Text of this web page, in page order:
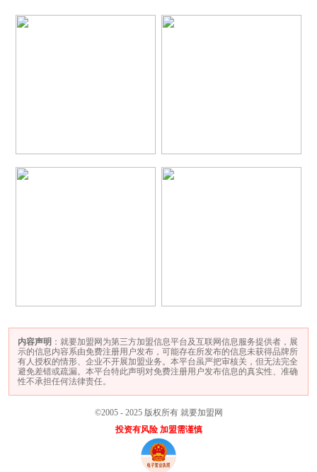
内容声明 ：就要加盟网为第三方加盟信息平台及互联网信息服务提供者，展
示的信息内容系由免费注册用户发布，可能存在所发布的信息未获得品牌所
有人授权的情形、企业不开展加盟业务。本平台虽严把审核关，但无法完全
避免差错或疏漏。本平台特此声明对免费注册用户发布信息的真实性、准确
性不承担任何法律责任。
©2005 - 2025 版权所有 就要加盟网
投资有风险 加盟需谨慎